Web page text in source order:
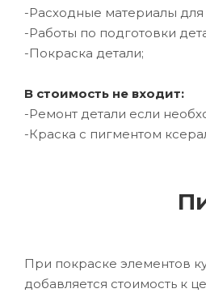
-Расходные материалы для
-Работы по подготовки
-Покраска детали;
В стоимость не входит:
-Ремонт детали если
-Краска с пигментом
При покраске элементов
добавляется стоимость к